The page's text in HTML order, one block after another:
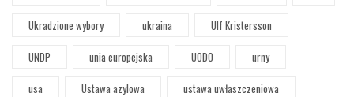
Ukradzione wybory
ukraina
Ulf Kristersson
UNDP
unia europejska UODO
urny
usa
Ustawa azylowa
ustawa uwłaszczeniowa